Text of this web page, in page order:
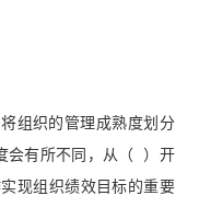
组织的管理成熟度划分
会有所不同，从（ ）开
现组织绩效目标的重要